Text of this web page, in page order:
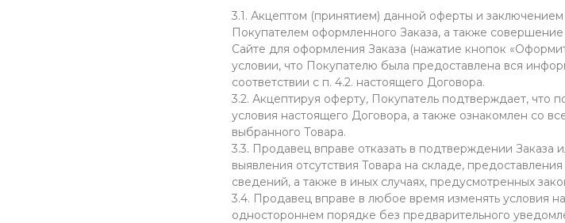
3.1. Акцептом (принятием) данной оферты и
Покупателем оформленного Заказа, а также
Сайте для оформления Заказа (нажатие кнопок
условии, что Покупателю была предоставлена вся
соответствии с п. 4.2. настоящего Договора.
3.2. Акцептируя оферту, Покупатель подтверждает, что
условия настоящего Договора, а также ознакомлен со
выбранного Товара.
3.3. Продавец вправе отказать в подтверждении Заказа
выявления отсутствия Товара на складе,
сведений, а также в иных случаях, предусмотренных
3.4. Продавец вправе в любое время изменять условия
одностороннем порядке без предварительного